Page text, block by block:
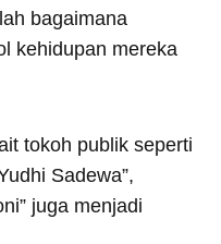
bagaimana
kehidupan mereka
tokoh publik seperti
Sadewa”,
juga menjadi